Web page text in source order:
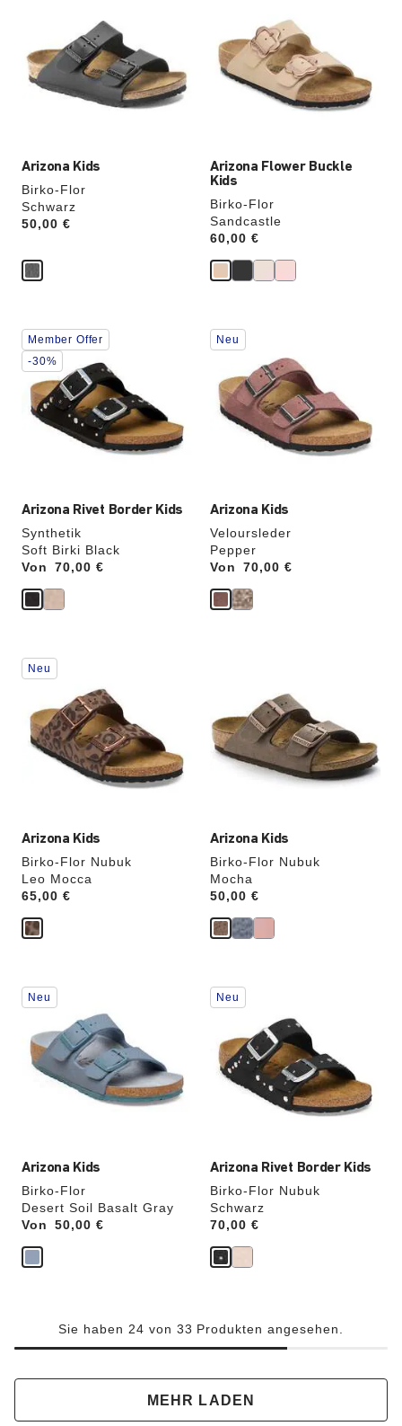
Arizona Kids
Birko-Flor
Schwarz
Price:
50,00 €
werden
die
Produktbilder
aktualisiert.
Arizona Flower Buckle
Kids
Birko-Flor
Sandcastle
Price:
60,00 €
werden
die
Produktbilder
aktualisiert.
Arizona Rivet Border Kids
Synthetik
Soft Birki Black
Von
Price:70,00 €
Durch
Anklicken
der
Farben
werden
die
Produktbilder
aktualisiert.
Member Offer
-30%
Arizona Kids
Veloursleder
Pepper
Von
Price:70,00 €
Durch
Anklicken
Farben
werden
die
Produktbilder
aktualisiert.
Neu
Arizona Kids
Birko-Flor Nubuk
Leo Mocca
Price:
65,00 €
Durch
Anklicken
Farben
werden
die
Produktbilder
aktualisiert.
Neu
Arizona Kids
Birko-Flor Nubuk
Mocha
Price:
50,00 €
werden
die
Produktbilder
aktualisiert.
Arizona Kids
Birko-Flor
Desert Soil Basalt Gray
Von
Price:50,00 €
Durch
Anklicken
Farben
werden
die
Produktbilder
aktualisiert.
Neu
Arizona Rivet Border Kids
Birko-Flor Nubuk
Schwarz
Price:
70,00 €
Durch
Anklicken
Farben
werden
die
Produktbilder
aktualisiert.
Neu
Sie haben 24 von 33 Produkten angesehen.
MEHR LADEN